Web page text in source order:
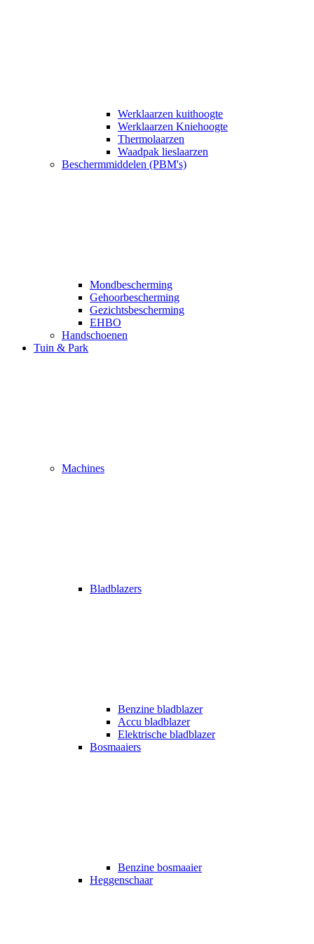
Werklaarzen kuithoogte
Werklaarzen Kniehoogte
Thermolaarzen
Waadpak lieslaarzen
Beschermmiddelen (PBM's)
Mondbescherming
Gehoorbescherming
Gezichtsbescherming
EHBO
Handschoenen
Tuin & Park
Machines
Bladblazers
Benzine bladblazer
Accu bladblazer
Elektrische bladblazer
Bosmaaiers
Benzine bosmaaier
Heggenschaar